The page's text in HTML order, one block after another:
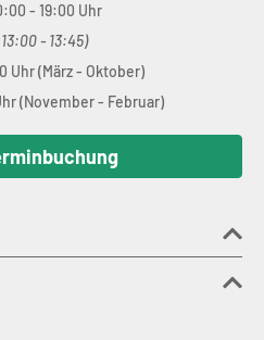
- 19:00 Uhr
- 13:45)
Uhr (März - Oktober)
(November - Februar)